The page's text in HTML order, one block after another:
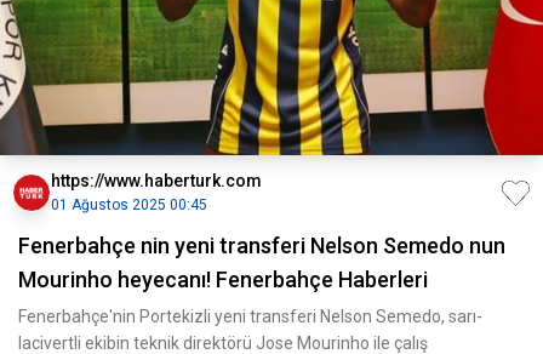
https://www.haberturk.com
01 Ağustos 2025 00:45
Fenerbahçe nin yeni transferi Nelson Semedo nun
Mourinho heyecanı! Fenerbahçe Haberleri
Fenerbahçe'nin Portekizli yeni transferi Nelson Semedo, sarı-
lacivertli ekibin teknik direktörü Jose Mourinho ile çalış